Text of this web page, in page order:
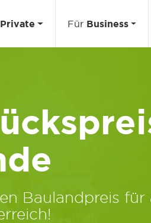
Private Für Business
Baulandpreis für